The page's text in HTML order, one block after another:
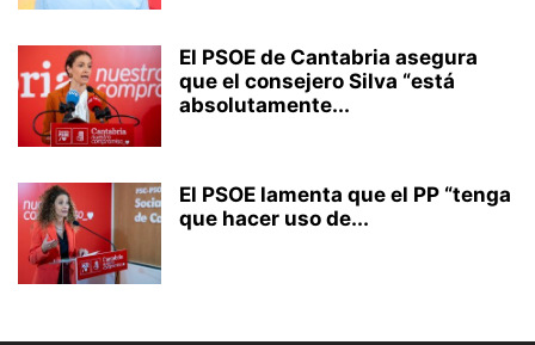
El PSOE de Cantabria asegura
que el consejero Silva “está
absolutamente...
El PSOE lamenta que el PP “tenga
que hacer uso de...